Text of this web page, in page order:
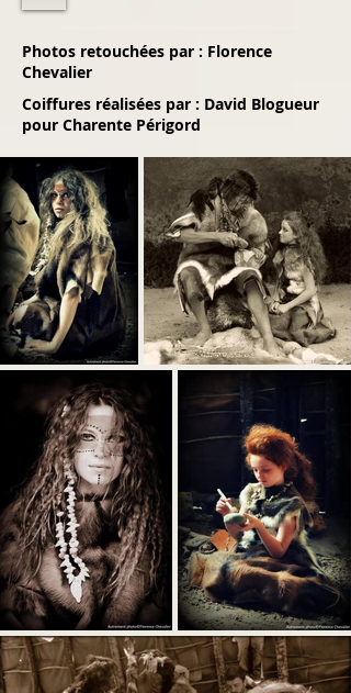
Photos retouchées par : Florence
Chevalier
Coiffures réalisées par : David Blogueur
pour Charente Périgord